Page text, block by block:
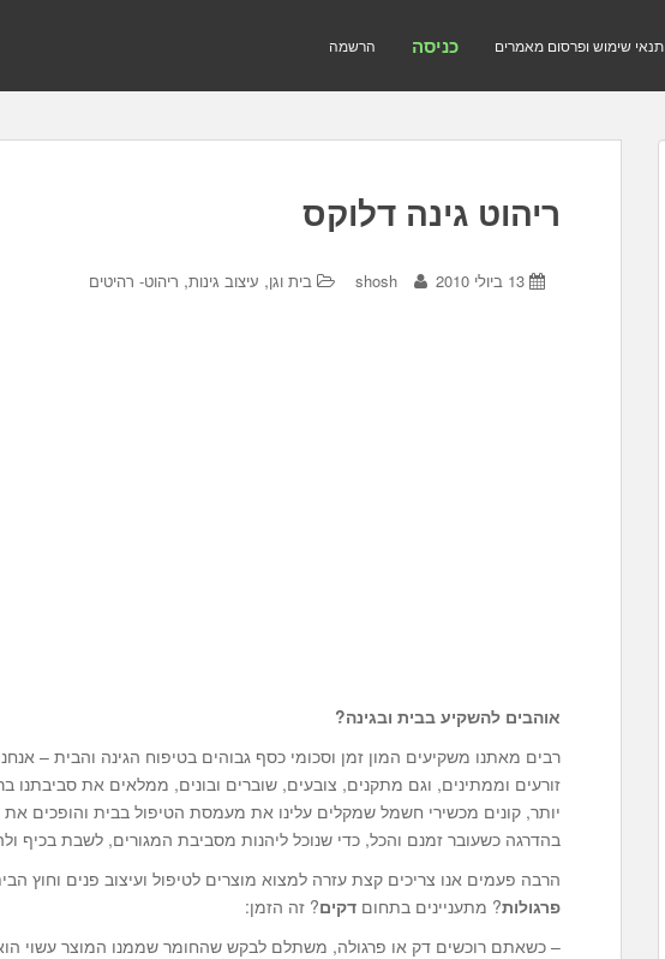
הרשמה כניסה תנאי שימוש ופרסום מאמרים
ריהוט גינה דלוקס
13 ביולי 2010 shosh בית וגן, עיצוב גינות, ריהוט- רהיטים
אוהבים להשקיע בבית ובגינה?
רבים מאתנו משקיעים המון זמן וסכומי כסף גבוהים בטיפוח הגינה והבית –
זורעים וממתינים, וגם מתקנים, צובעים, שוברים ובונים, ממלאים את סביבתנו
יותר, קונים מכשירי חשמל שמקלים עלינו את מעמסת הטיפול בבית והופכים
בהדרגה כשעובר זמנם והכל, כדי שנוכל ליהנות מסביבת המגורים, לשבת בכיף
הרבה פעמים אנו צריכים קצת עזרה למצוא מוצרים לטיפול ועיצוב פנים וחוץ
פרגולות? מתעניינים בתחום דקים? זה הזמן:
– כשאתם רוכשים דק או פרגולה, משתלם לבקש שהחומר שממנו המוצר עשוי